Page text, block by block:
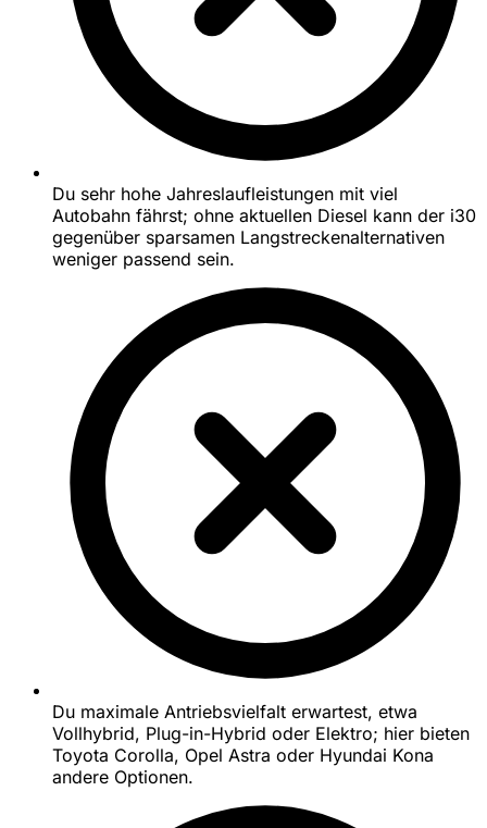
Du sehr hohe Jahreslaufleistungen mit viel
Autobahn fährst; ohne aktuellen Diesel kann der i30
gegenüber sparsamen Langstreckenalternativen
weniger passend sein.
Du maximale Antriebsvielfalt erwartest, etwa
Vollhybrid, Plug-in-Hybrid oder Elektro; hier bieten
Toyota Corolla, Opel Astra oder Hyundai Kona
andere Optionen.